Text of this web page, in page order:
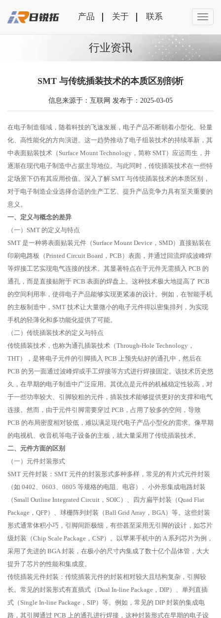
产品 关于 联系
行业资讯
SMT 与传统插装技术的本质区别剖析
信息来源于：互联网 发布于：2025-03-05
在电子制造领域，随着科技的飞速发展，电子产品不断朝着小型化、轻量
化、高性能化的方向演进。这一趋势推动了电子组装技术的持续革新，其
中表面贴装技术（Surface Mount Technology，简称 SMT）应运而生，并
逐渐在现代电子制造中占据主导地位。与此同时，传统插装技术在一些特
定场景下仍有其应用价值。深入了解 SMT 与传统插装技术的本质区别，
对于电子制造企业选择合适的生产工艺、提升产品竞争力具有至关重要的
意义。
一、定义与概念的差异
（一）SMT 的定义与特点
SMT 是一种将表面贴装元件（Surface Mount Device，SMD）直接贴装在
印刷电路板（Printed Circuit Board，PCB）表面，并通过回流焊或波峰焊
等焊接工艺实现电气连接的技术。其显著特点在于元件无需插入 PCB 的
通孔，而是直接贴附于 PCB 表面的焊盘上。这种技术极大地提高了 PCB
的空间利用率，使得电子产品能够实现更紧凑的设计。例如，在智能手机
的主板制造中，SMT 技术让大量微小的电子元件得以密集排列，为实现
手机的轻薄化和多功能化提供了可能。
（二）传统插装技术的定义与特点
传统插装技术，也称为通孔插装技术（Through-Hole Technology，
THT），是将电子元件的引脚插入 PCB 上预先钻好的通孔中，然后在
PCB 的另一面通过波峰焊或手工焊接等方式进行焊接固定。该技术历史悠
久，在早期的电子制造中广泛应用。其优点是元件的机械稳定性较高，对
于一些功率较大、引脚较粗的元件，插装技术能够提供更好的支撑和电气
连接。然而，由于元件引脚需要穿过 PCB，占用了较多的空间，导致
PCB 的布局密度相对较低，难以满足现代电子产品小型化的需求。像早期
的电视机、收音机等电子设备的主板，就大量采用了传统插装技术。
二、元件方面的区别
（一）元件封装形式
SMT 元件封装：SMT 元件的封装形式多种多样，常见的有片式元件封装
（如 0402、0603、0805 等规格的电阻、电容）、小外形集成电路封装
（Small Outline Integrated Circuit，SOIC）、四方扁平封装（Quad Flat
Package，QFP）、球栅阵列封装（Ball Grid Array，BGA）等。这些封装
形式通常体积小巧，引脚间距极细，有些甚至采用无引脚的设计，如芯片
级封装（Chip Scale Package，CSP）。以苹果手机中的 A 系列芯片为例，
采用了先进的 BGA 封装，在极小的尺寸内集成了数十亿个晶体管，大大
提升了芯片的性能和集成度。
传统插装元件封装：传统插装元件的封装相对较大且结构复杂，引脚较
长。常见的封装形式有直插式（Dual In-line Package，DIP）、单列直插
式（Single In-line Package，SIP）等。例如，常见的 DIP 封装的集成电
路，其引脚通过 PCB 上的通孔进行焊接，这种封装形式在早期的电子设